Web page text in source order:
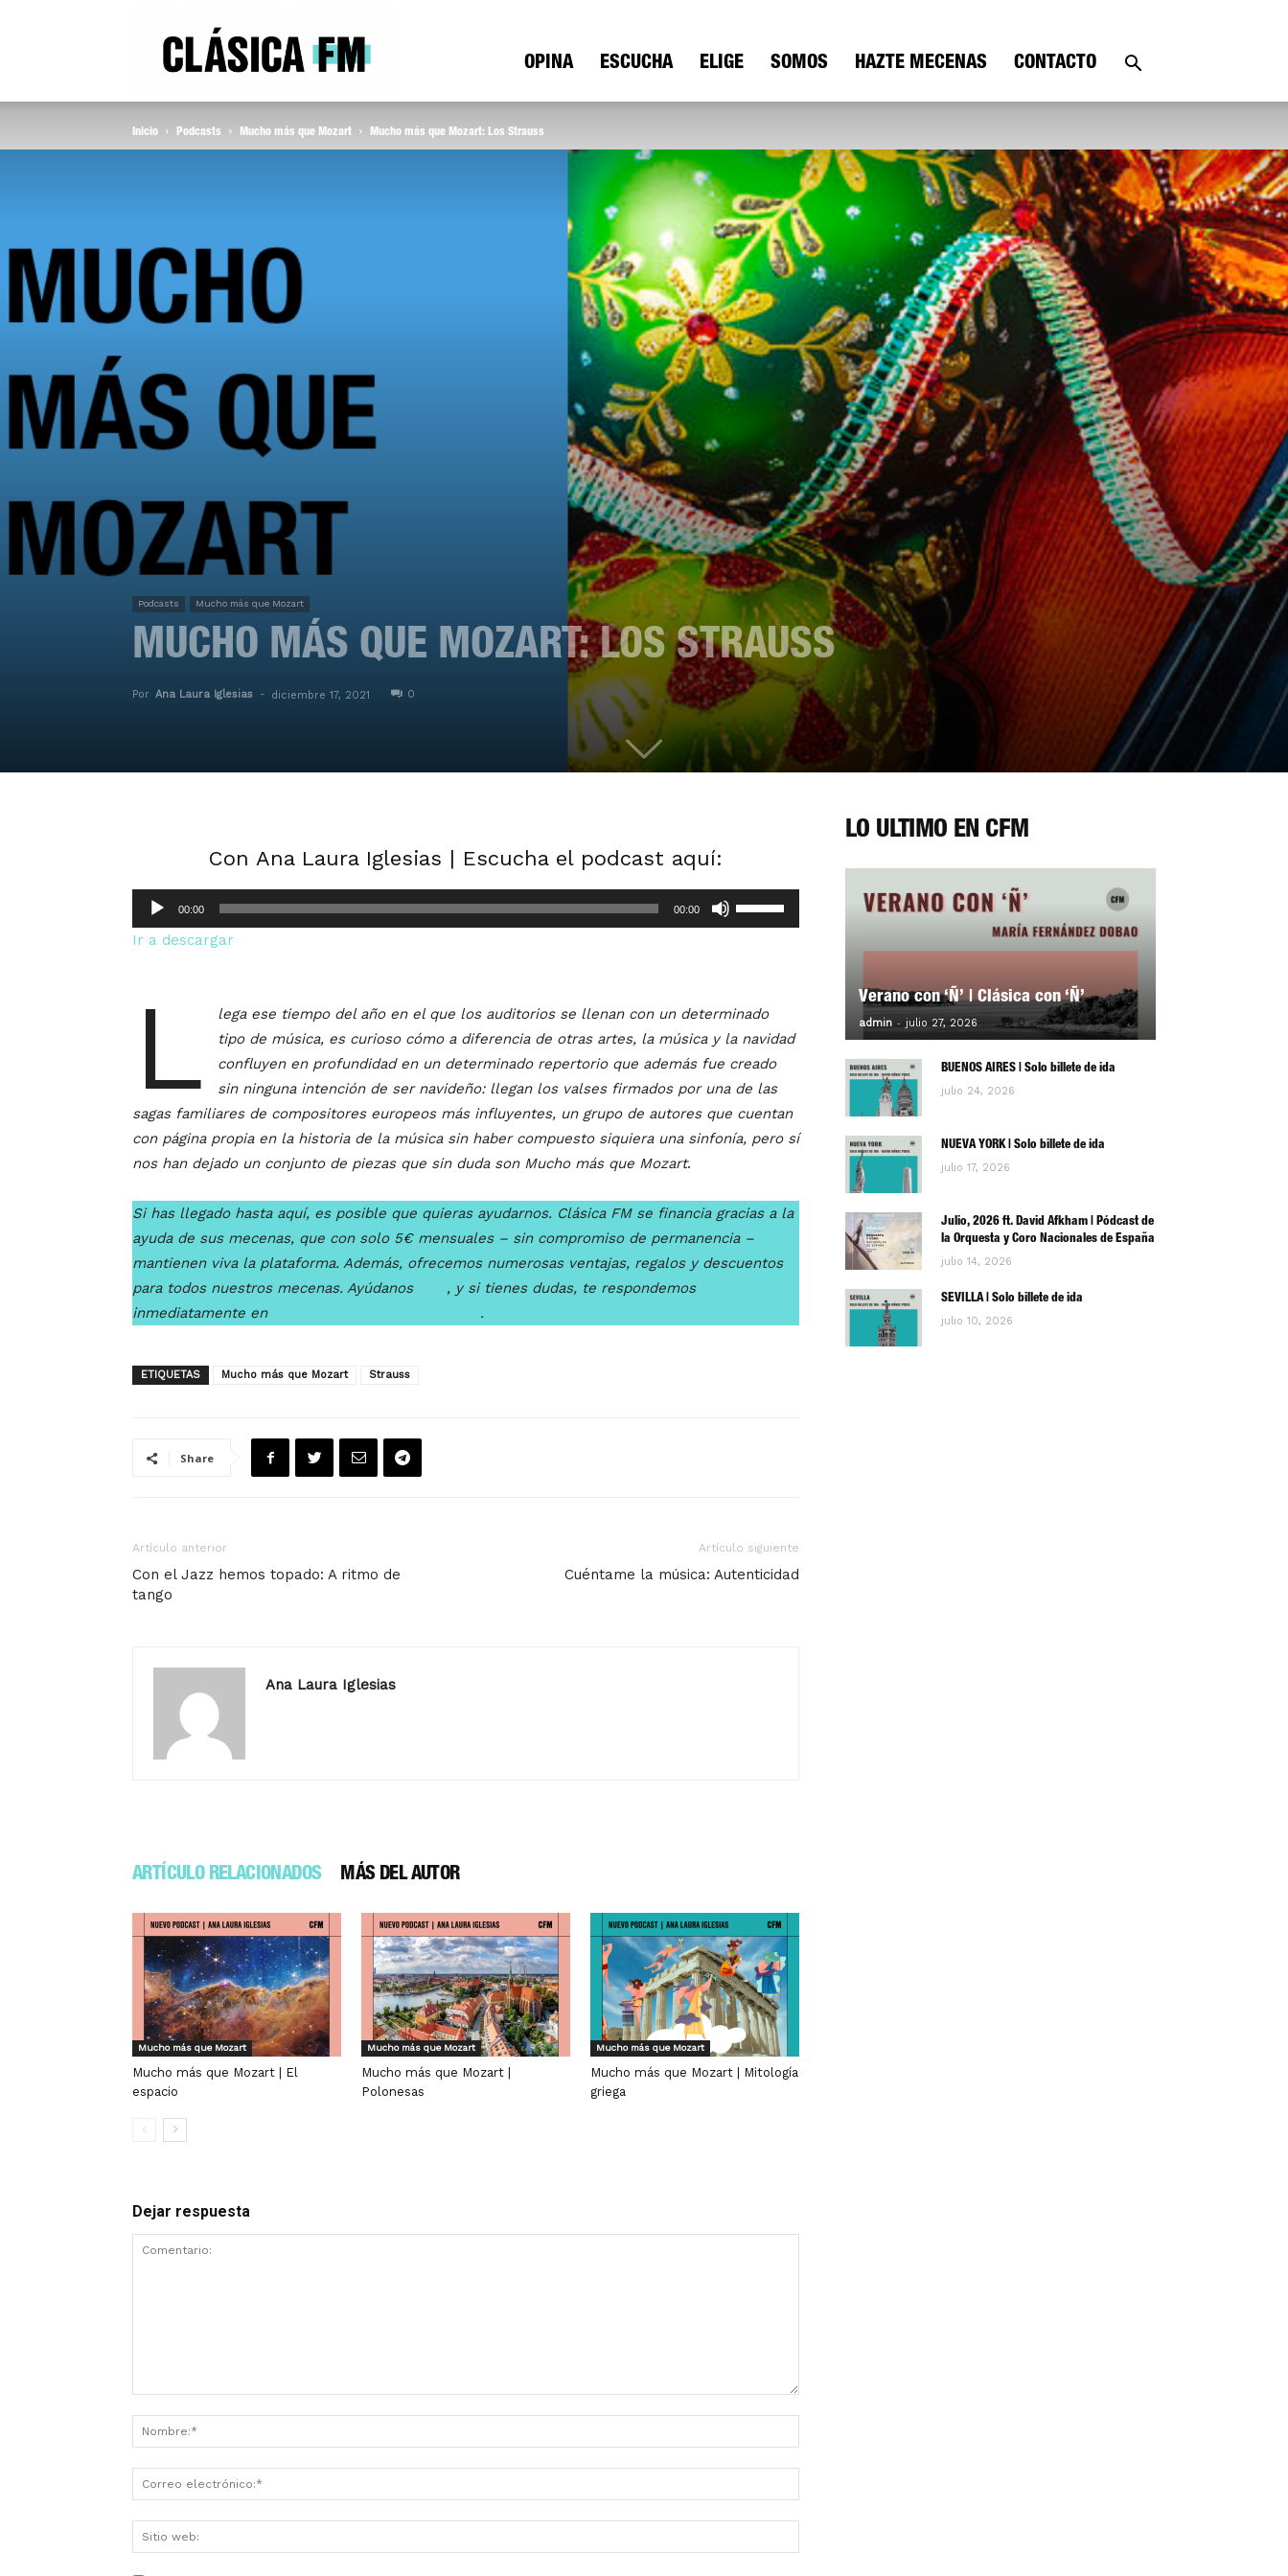
FM
OPINA ESCUCHA ELIGE SOMOS HAZTE MECENAS CONTACTO
Inicio Podcasts Mucho más que Mozart Mucho más que Mozart: Los Strauss
Podcasts Mucho más que Mozart
MUCHO MÁS QUE MOZART: LOS STRAUSS
Por Ana Laura Iglesias - diciembre 17, 2021 0
Con Ana Laura Iglesias | Escucha el podcast aquí:
Reproductor
de
audio
00:00 00:00
las
arriba/abajo
para
aumentar
disminuir
el
Ir a descargar
L
lega ese tiempo del año en el que los auditorios se llenan con un determinado
tipo de música, es curioso cómo a diferencia de otras artes, la música y la navidad
confluyen en profundidad en un determinado repertorio que además fue creado
sin ninguna intención de ser navideño: llegan los valses firmados por una de las
sagas familiares de compositores europeos más influyentes, un grupo de autores que cuentan
con página propia en la historia de la música sin haber compuesto siquiera una sinfonía, pero sí
nos han dejado un conjunto de piezas que sin duda son Mucho más que Mozart.
Si has llegado hasta aquí, es posible que quieras ayudarnos. Clásica FM se financia gracias a la
ayuda de sus mecenas, que con solo 5€ mensuales – sin compromiso de permanencia –
mantienen viva la plataforma. Además, ofrecemos numerosas ventajas, regalos y descuentos
para todos nuestros mecenas. Ayúdanos
, y si tienes dudas, te respondemos
inmediatamente en
.
ETIQUETAS Mucho más que Mozart Strauss
Share
Artículo anterior
Con el Jazz hemos topado: A ritmo de
tango
Artículo siguiente
Cuéntame la música: Autenticidad
Ana Laura Iglesias
ARTÍCULO RELACIONADOS MÁS DEL AUTOR
Mucho más que Mozart
Mucho más que Mozart | El
espacio
Mucho más que Mozart
Mucho más que Mozart |
Polonesas
Mucho más que Mozart
Mucho más que Mozart | Mitología
griega
Dejar respuesta
LO ÚLTIMO EN CFM
Verano con ‘Ñ’ | Clásica con ‘Ñ’
admin - julio 27, 2026 0
BUENOS AIRES | Solo billete de ida
julio 24, 2026
NUEVA YORK | Solo billete de ida
julio 17, 2026
Julio, 2026 ft. David Afkham | Pódcast de
la Orquesta y Coro Nacionales de España
julio 14, 2026
SEVILLA | Solo billete de ida
julio 10, 2026